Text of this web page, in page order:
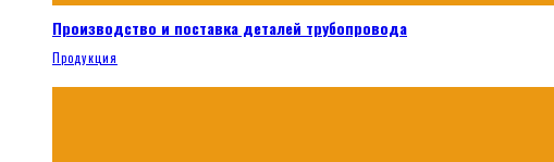
Производство и поставка деталей трубопровода
Продукция